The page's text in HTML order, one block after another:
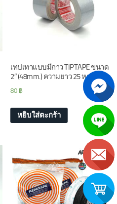
เทปเทาแบบมีกาว TIPTAPE ขนาด
2″ (48mm.) ความยาว 25 หลา
80 ฿
หยิบใส่ตะกร้า